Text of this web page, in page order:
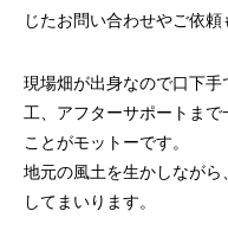
じたお問い合わせやご依頼
現場畑が出身なので口下
工、アフターサポートまで
ことがモットーです。
地元の風土を生かしなが
してまいります。